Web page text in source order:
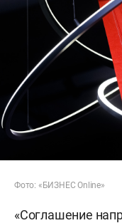
Фото: «БИЗНЕС Online»
«Соглашение